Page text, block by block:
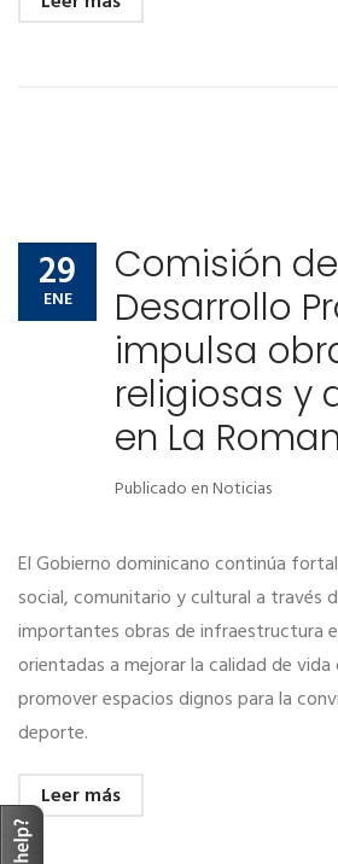
29
ENE
Comisión de
Desarrollo
impulsa
religiosas y
en La
Publicado enNoticias
El Gobierno dominicano continúa
social, comunitario y cultural a través
importantes obras de infraestructura
orientadas a mejorar la calidad de
promover espacios dignos para la
deporte.
Leer más